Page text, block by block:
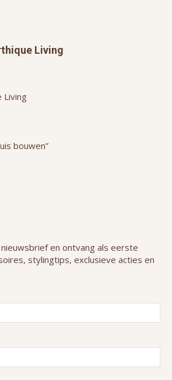
Living
Living
bouwen”
en ontvang als eerste
stylingtips, exclusieve acties en